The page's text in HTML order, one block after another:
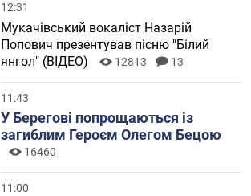
12:31
Мукачівський вокаліст Назарій
Попович презентував пісню "Білий
янгол" (ВІДЕО)
12813 13
11:43
У Берегові попрощаються із
загиблим Героєм Олегом Бецою
16460
11:00